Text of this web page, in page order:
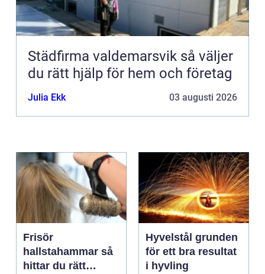
Städfirma valdemarsvik så väljer
du rätt hjälp för hem och företag
Julia Ekk 03 augusti 2026
Frisör
hallstahammar så
hittar du rätt
Hyvelstål grunden
för ett bra resultat
i hyvling